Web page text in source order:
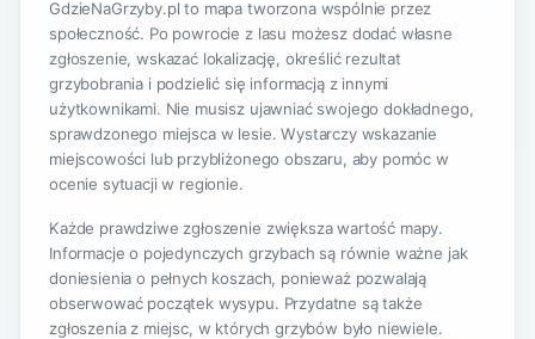
GdzieNaGrzyby.pl to mapa tworzona wspólnie przez
społeczność. Po powrocie z lasu możesz dodać własne
zgłoszenie, wskazać lokalizację, określić rezultat
grzybobrania i podzielić się informacją z innymi
użytkownikami. Nie musisz ujawniać swojego dokładnego,
sprawdzonego miejsca w lesie. Wystarczy wskazanie
miejscowości lub przybliżonego obszaru, aby pomóc w
ocenie sytuacji w regionie.
Każde prawdziwe zgłoszenie zwiększa wartość mapy.
Informacje o pojedynczych grzybach są równie ważne jak
doniesienia o pełnych koszach, ponieważ pozwalają
obserwować początek wysypu. Przydatne są także
zgłoszenia z miejsc, w których grzybów było niewiele.